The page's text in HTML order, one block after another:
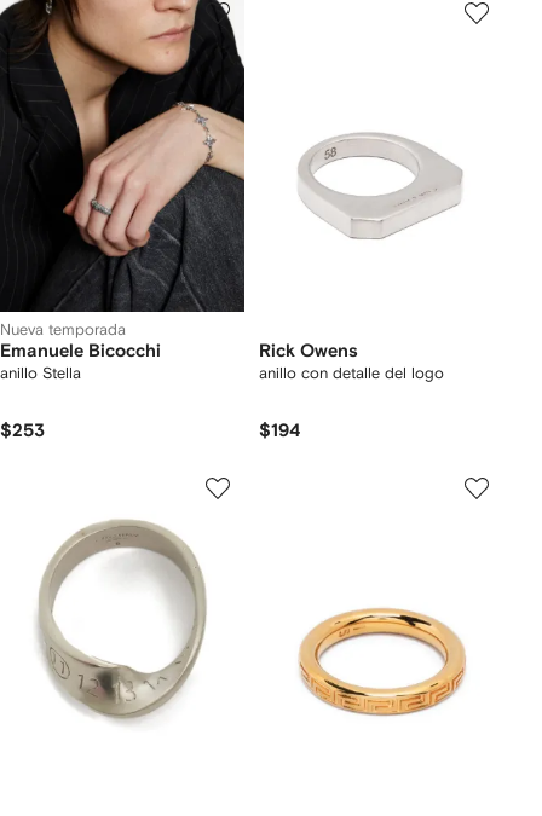
Nueva temporada
Emanuele Bicocchi
anillo Stella
$253
Rick Owens
anillo con detalle del logo
$194